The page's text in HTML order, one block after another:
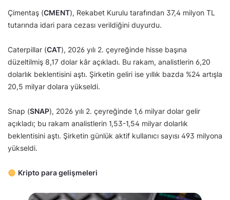
Çimentaş (CMENT), Rekabet Kurulu tarafından 37,4 milyon TL
tutarında idari para cezası verildiğini duyurdu.
Caterpillar (CAT), 2026 yılı 2. çeyreğinde hisse başına
düzeltilmiş 8,17 dolar kâr açıkladı. Bu rakam, analistlerin 6,20
dolarlık beklentisini aştı. Şirketin geliri ise yıllık bazda %24 artışla
20,5 milyar dolara yükseldi.
Snap (SNAP), 2026 yılı 2. çeyreğinde 1,6 milyar dolar gelir
açıkladı; bu rakam analistlerin 1,53-1,54 milyar dolarlık
beklentisini aştı. Şirketin günlük aktif kullanıcı sayısı 493 milyona
yükseldi.
Kripto para gelişmeleri